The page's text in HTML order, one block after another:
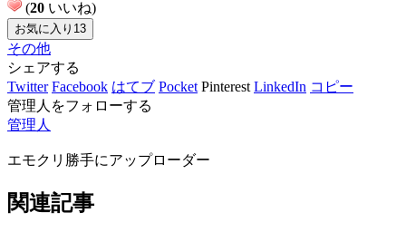
(20 いいね)
お気に入り 13
その他
シェアする
Twitter Facebook はてブ Pocket Pinterest LinkedIn コピー
管理人をフォローする
管理人
エモクリ勝手にアップローダー
関連記事